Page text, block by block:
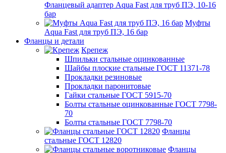
Фланцевый адаптер Aqua Fast для труб ПЭ, 10-16
бар
Муфты
Aqua Fast для труб ПЭ, 16 бар
Фланцы и детали
Крепеж
Шпильки стальные оцинкованные
Шайбы плоские стальные ГОСТ 11371-78
Прокладки резиновые
Прокладки паронитовые
Гайки стальные ГОСТ 5915-70
Болты стальные оцинкованные ГОСТ 7798-
70
Болты стальные ГОСТ 7798-70
Фланцы
стальные ГОСТ 12820
Фланцы